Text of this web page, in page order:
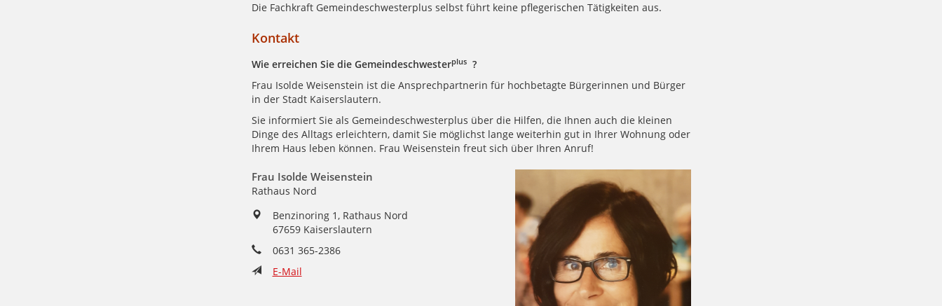
Die Fachkraft Gemeindeschwesterplus selbst führt keine pflegerischen Tätigkeiten aus.
Kontakt
Wie erreichen Sie die Gemeindeschwesterplus?
Frau Isolde Weisenstein ist die Ansprechpartnerin für hochbetagte Bürgerinnen und Bürger
in der Stadt Kaiserslautern.
Sie informiert Sie als Gemeindeschwesterplus über die Hilfen, die Ihnen auch die kleinen
Dinge des Alltags erleichtern, damit Sie möglichst lange weiterhin gut in Ihrer Wohnung oder
Ihrem Haus leben können. Frau Weisenstein freut sich über Ihren Anruf!
Frau Isolde Weisenstein
Rathaus Nord
Benzinoring 1, Rathaus Nord
67659 Kaiserslautern
Telefon:
0631 365-2386
E-Mail